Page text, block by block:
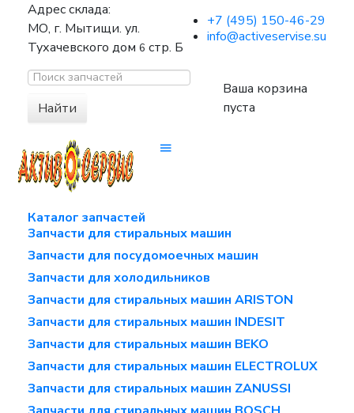
Адрес склада:
МО, г. Мытищи. ул.
Тухачевского дом 6 стр. Б
+7 (495) 150-46-29
info@activeservise.su
Найти
Ваша корзина
пуста
Каталог запчастей
Запчасти для стиральных машин
Запчасти для посудомоечных машин
Запчасти для холодильников
Запчасти для стиральных машин ARISTON
Запчасти для стиральных машин INDESIT
Запчасти для стиральных машин BEKO
Запчасти для стиральных машин ELECTROLUX
Запчасти для стиральных машин ZANUSSI